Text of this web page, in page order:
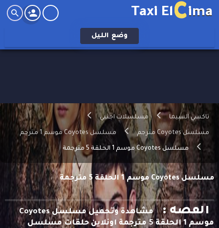
Taxi ElCima
وضع الليل
تاكسي السيما مسلسلات اجنبي
مسلسل Coyotes مترجم مسلسل Coyotes موسم 1 مترجم
مسلسل Coyotes موسم 1 الحلقة 5 مترجمة
مسلسل Coyotes موسم 1 الحلقة 5 مترجمة
القصه :
مشاهدة وتحميل مسلسل Coyotes
موسم 1 الحلقة 5 مترجمة اونلاين حلقات مسلسل